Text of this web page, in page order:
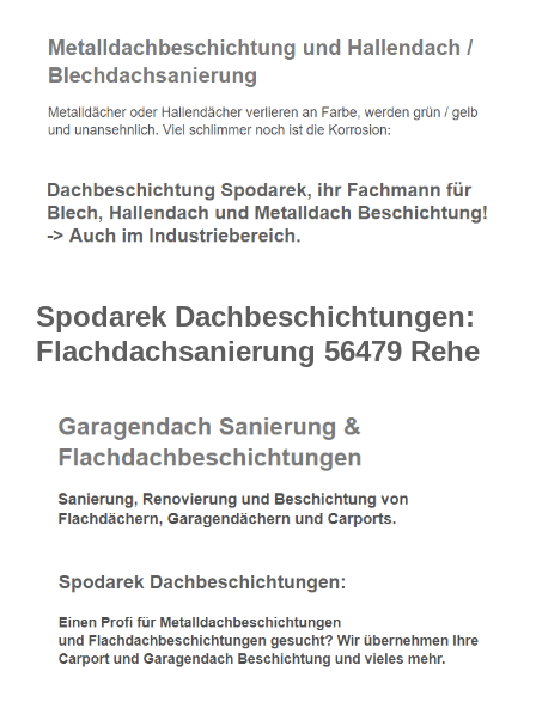
Spodarek Dachbeschichtungen:
Flachdachsanierung 56479 Rehe